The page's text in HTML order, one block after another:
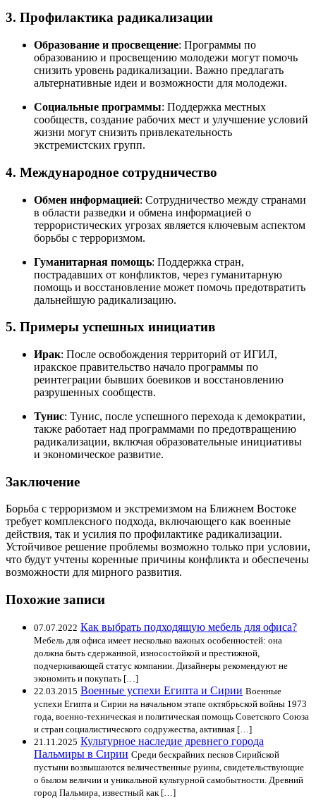
3. Профилактика радикализации
Образование и просвещение: Программы по
образованию и просвещению молодежи могут помочь
снизить уровень радикализации. Важно предлагать
альтернативные идеи и возможности для молодежи.
Социальные программы: Поддержка местных
сообществ, создание рабочих мест и улучшение условий
жизни могут снизить привлекательность
экстремистских групп.
4. Международное сотрудничество
Обмен информацией: Сотрудничество между странами
в области разведки и обмена информацией о
террористических угрозах является ключевым аспектом
борьбы с терроризмом.
Гуманитарная помощь: Поддержка стран,
пострадавших от конфликтов, через гуманитарную
помощь и восстановление может помочь предотвратить
дальнейшую радикализацию.
5. Примеры успешных инициатив
Ирак: После освобождения территорий от ИГИЛ,
иракское правительство начало программы по
реинтеграции бывших боевиков и восстановлению
разрушенных сообществ.
Тунис: Тунис, после успешного перехода к демократии,
также работает над программами по предотвращению
радикализации, включая образовательные инициативы
и экономическое развитие.
Заключение
Борьба с терроризмом и экстремизмом на Ближнем Востоке
требует комплексного подхода, включающего как военные
действия, так и усилия по профилактике радикализации.
Устойчивое решение проблемы возможно только при условии,
что будут учтены коренные причины конфликта и обеспечены
возможности для мирного развития.
Похожие записи
07.07.2022 Как выбрать подходящую мебель для офиса?
Мебель для офиса имеет несколько важных особенностей: она
должна быть сдержанной, износостойкой и престижной,
подчеркивающей статус компании. Дизайнеры рекомендуют не
экономить и покупать […]
22.03.2015 Военные успехи Египта и Сирии Военные
успехи Египта и Сирии на начальном этапе октябрьской войны 1973
года, военно-техническая и политическая помощь Советского Союза
и стран социалистического содружества, активная […]
21.11.2025 Культурное наследие древнего города
Пальмиры в Сирии Среди бескрайних песков Сирийской
пустыни возвышаются величественные руины, свидетельствующие
о былом величии и уникальной культурной самобытности. Древний
город Пальмира, известный как […]